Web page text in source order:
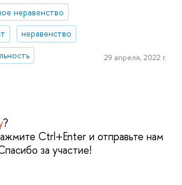
неравенство
неравенство
29 апреля, 2022 г.
?
Ctrl+Enter и отправьте нам
за участие!